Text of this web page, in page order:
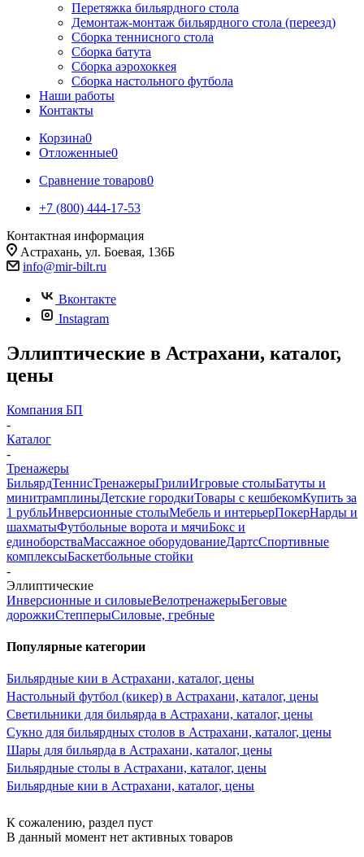
Перетяжка бильярдного стола
Демонтаж-монтаж бильярдного стола (переезд)
Сборка теннисного стола
Сборка батута
Сборка аэрохоккея
Сборка настольного футбола
Наши работы
Контакты
Корзина0
Отложенные0
Сравнение товаров0
+7 (800) 444-17-53
Контактная информация
Астрахань, ул. Боевая, 136Б
info@mir-bilt.ru
Вконтакте
Instagram
Эллиптические в Астрахани, каталог,
цены
Компания БП
-
Каталог
-
Тренажеры
БильярдТеннисТренажерыГрилиИгровые столыБатуты и
минитрамплиныДетские городкиТовары с кешбекомКупить за
1 рубльИнверсионные столыМебель и интерьерПокерНарды и
шахматыФутбольные ворота и мячиБокс и
единоборстваМассажное оборудованиеДартсСпортивные
комплексыБаскетбольные стойки
-
Эллиптические
Инверсионные и силовыеВелотренажерыБеговые
дорожкиСтепперыСиловые, гребные
Популярные категории
Бильярдные кии в Астрахани, каталог, цены
Настольный футбол (кикер) в Астрахани, каталог, цены
Светильники для бильярда в Астрахани, каталог, цены
Сукно для бильярдных столов в Астрахани, каталог, цены
Шары для бильярда в Астрахани, каталог, цены
Бильярдные столы в Астрахани, каталог, цены
Бильярдные кии в Астрахани, каталог, цены
К сожалению, раздел пуст
В данный момент нет активных товаров